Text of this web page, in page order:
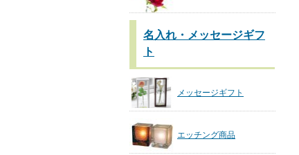
名入れ・メッセージギフ
ト
メッセージギフト
エッチング商品